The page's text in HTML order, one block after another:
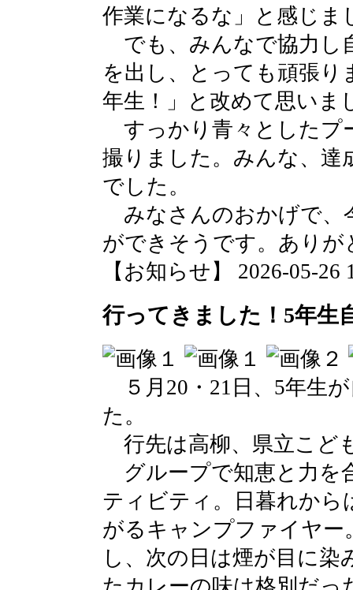
作業になるな」と感じま
でも、みんなで協力し
を出し、とっても頑張
年生！」と改めて思いま
すっかり青々としたプ
撮りました。みんな、達
でした。
みなさんのおかげで、
ができそうです。あり
【お知らせ】 2026-05-26
行ってきました！5年生
５月20・21日、5年生
た。
行先は高柳、県立こど
グループで知恵と力を
ティビティ。日暮れから
がるキャンプファイヤー
し、次の日は煙が目に染